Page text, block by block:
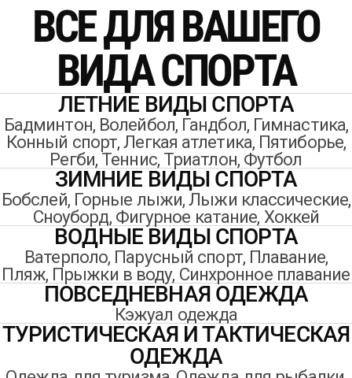
ВСЕ ДЛЯ ВАШЕГО
ВИДА СПОРТА
ЛЕТНИЕ ВИДЫ СПОРТА
Бадминтон, Волейбол, Гандбол, Гимнастика,
Конный спорт, Легкая атлетика, Пятиборье,
Регби, Теннис, Триатлон, Футбол
ЗИМНИЕ ВИДЫ СПОРТА
Бобслей, Горные лыжи, Лыжи классические,
Сноуборд, Фигурное катание, Хоккей
ВОДНЫЕ ВИДЫ СПОРТА
Ватерполо, Парусный спорт, Плавание,
Пляж, Прыжки в воду, Синхронное плавание
ПОВСЕДНЕВНАЯ ОДЕЖДА
Кэжуал одежда
ТУРИСТИЧЕСКАЯ И ТАКТИЧЕСКАЯ
ОДЕЖДА